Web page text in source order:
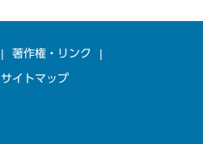
著作権・リンク
サイトマップ